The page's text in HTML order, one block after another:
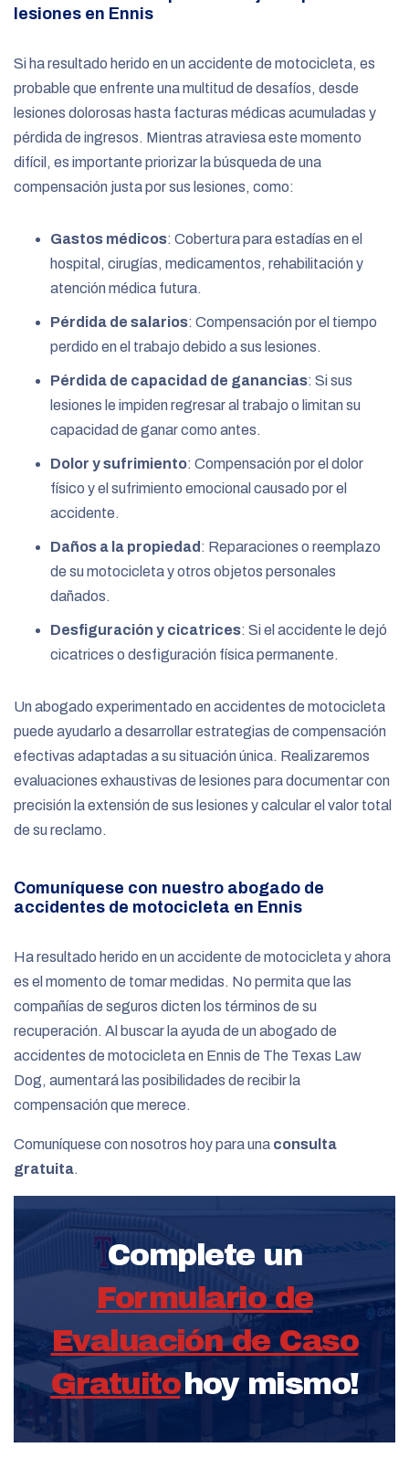
lesiones en Ennis
Si ha resultado herido en un accidente de motocicleta, es
probable que enfrente una multitud de desafíos, desde
lesiones dolorosas hasta facturas médicas acumuladas y
pérdida de ingresos. Mientras atraviesa este momento
difícil, es importante priorizar la búsqueda de una
compensación justa por sus lesiones, como:
Gastos médicos: Cobertura para estadías en el
hospital, cirugías, medicamentos, rehabilitación y
atención médica futura.
Pérdida de salarios: Compensación por el tiempo
perdido en el trabajo debido a sus lesiones.
Pérdida de capacidad de ganancias: Si sus
lesiones le impiden regresar al trabajo o limitan su
capacidad de ganar como antes.
Dolor y sufrimiento: Compensación por el dolor
físico y el sufrimiento emocional causado por el
accidente.
Daños a la propiedad : Reparaciones o reemplazo
de su motocicleta y otros objetos personales
dañados.
Desfiguración y cicatrices: Si el accidente le dejó
cicatrices o desfiguración física permanente.
Un abogado experimentado en accidentes de motocicleta
puede ayudarlo a desarrollar estrategias de compensación
efectivas adaptadas a su situación única. Realizaremos
evaluaciones exhaustivas de lesiones para documentar con
precisión la extensión de sus lesiones y calcular el valor total
de su reclamo.
Comuníquese con nuestro abogado de
accidentes de motocicleta en Ennis
Ha resultado herido en un accidente de motocicleta y ahora
es el momento de tomar medidas. No permita que las
compañías de seguros dicten los términos de su
recuperación. Al buscar la ayuda de un abogado de
accidentes de motocicleta en Ennis de The Texas Law
Dog, aumentará las posibilidades de recibir la
compensación que merece.
Comuníquese con nosotros hoy para una consulta
gratuita.
Complete un
Formulario de
Evaluación de Caso
Gratuitohoy mismo!